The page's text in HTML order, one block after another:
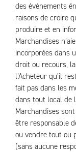
des événements
raisons de croire
produire et en
Marchandises
incorporées dans
droit ou recours,
l’Acheteur qu’il
fait pas dans les
dans tout local de
Marchandises
être responsable
ou vendre tout ou
(sans aucune